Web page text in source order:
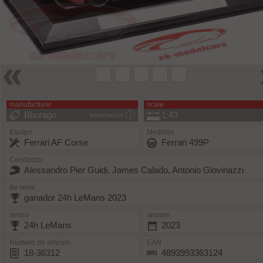
manufacturer
información
Bburago
scale
1:43
Equipo
Ferrari AF Corse
Medidas
Ferrari 499P
Conductor
Alessandro Pier Guidi, James Calado, Antonio Giovinazzi
de serie
ganador 24h LeMans 2023
series
24h LeMans
season
2023
Número de artículo
18-36312
EAN
4893993363124